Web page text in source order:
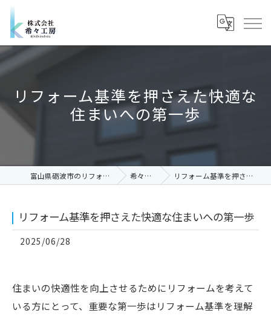
リフォーム基準を押さえた快適な
住まいへの第一歩
富山県砺波市のリフォームなら株式会社希々工房 希々工房コラム リフォーム基準を押さえた快適な住まいへの第一歩
リフォーム基準を押さえた快適な住まいへの第一歩
2025/06/28
住まいの快適性を向上させるためにリフォームを考えて
いる方にとって、重要な第一歩はリフォーム基準を理解